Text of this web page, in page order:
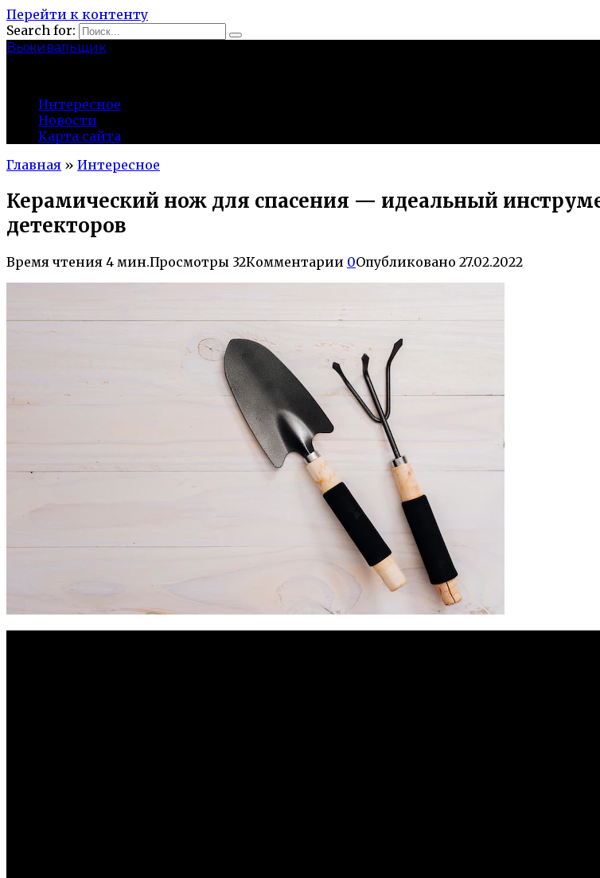
Перейти к контенту
Search for:
Выживальщик
Интересное
Новости
Карта сайта
Главная » Интересное
Керамический нож для спасения — идеальный
детекторов
Время чтения 4 мин.Просмотры 32Комментарии 0Опубликовано 27.02.2022